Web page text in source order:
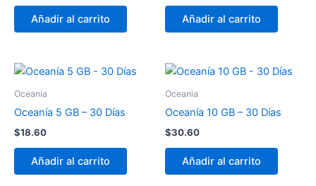
Añadir al carrito Añadir al carrito
Oceania
Oceanía 5 GB – 30 Días
$18.60
Añadir al carrito
Oceania
Oceanía 10 GB – 30 Días
$30.60
Añadir al carrito